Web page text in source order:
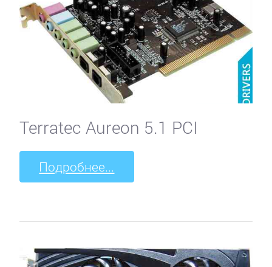
Terratec Aureon 5.1 PCI
Подробнее...